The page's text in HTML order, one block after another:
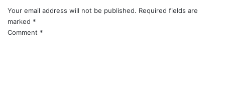
Your email address will not be published. Required fields are
marked *
Comment *